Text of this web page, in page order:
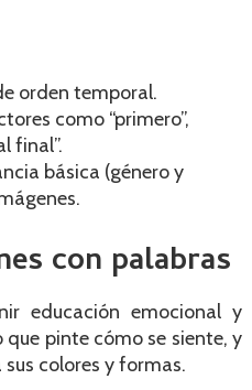
orden temporal.
como “primero”,
final”.
básica (género y
con palabras
educación emocional y
pinte cómo se siente, y
colores y formas.